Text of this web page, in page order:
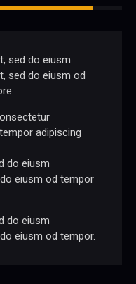
sed do eiusm
sed do eiusm od
adipiscing
do eiusm
eiusm od tempor
do eiusm
eiusm od tempor.